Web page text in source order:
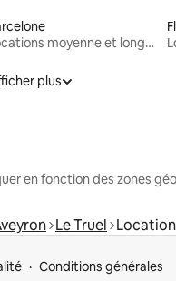
Locations moyenne et longue durée
plus
en fonction des zones
Le Truel
Conditions générales